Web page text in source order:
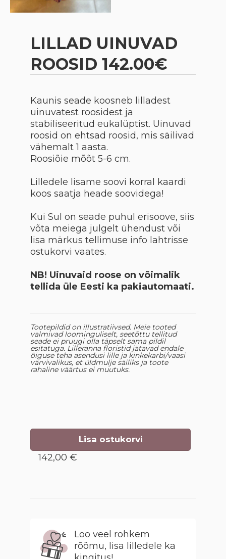
LILLAD UINUVAD
ROOSID 142.00€
Kaunis seade koosneb lilladest
uinuvatest roosidest ja
stabiliseeritud eukalüptist. Uinuvad
roosid on ehtsad roosid, mis säilivad
vähemalt 1 aasta.
Roosiõie mõõt 5-6 cm.
Lilledele lisame soovi korral kaardi
koos saatja heade soovidega!
Kui Sul on seade puhul erisoove, siis
võta meiega julgelt ühendust või
lisa märkus tellimuse info lahtrisse
ostukorvi vaates.
NB! Uinuvaid roose on võimalik
tellida üle Eesti ka pakiautomaati.
Tootepildid on illustratiivsed. Meie tooted
valmivad loominguliselt, seetõttu tellitud
seade ei pruugi olla täpselt sama pildil
esitatuga. Lilleranna floristid jätavad endale
õiguse teha asendusi lille ja kinkekarbi/vaasi
värvivalikus, et üldmulje säiliks ja toote
rahaline väärtus ei muutuks.
Lisa ostukorvi
142,00 €
Loo veel rohkem
rõõmu, lisa lilledele ka